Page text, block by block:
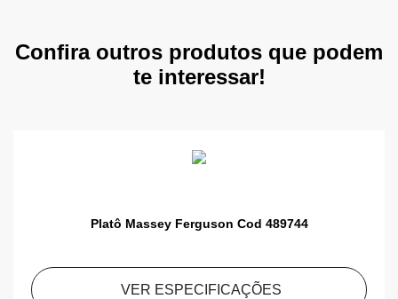
Confira outros produtos que podem
te interessar!
Platô Massey Ferguson Cod 489744
VER ESPECIFICAÇÕES